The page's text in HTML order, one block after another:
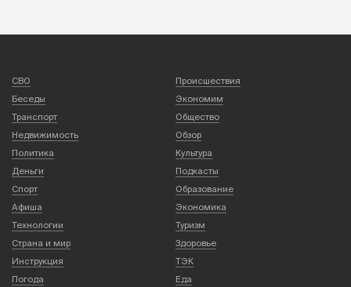
СВО
Происшествия
Беседы
Экономим
Транспорт
Общество
Недвижимость
Обзор
Политика
Культура
Деньги
Подкасты
Спорт
Образование
Афиша
Экономика
Технологии
Туризм
Страна и мир
Здоровье
Инструкция
ТЭК
Погода
Еда